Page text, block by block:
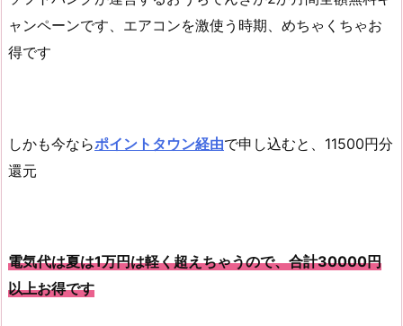
ャンペーンです、エアコンを激使う時期、めちゃくちゃお
得です
しかも今ならポイントタウン経由で申し込むと、11500円分
還元
電気代は夏は1万円は軽く超えちゃうので、合計30000円
以上お得です